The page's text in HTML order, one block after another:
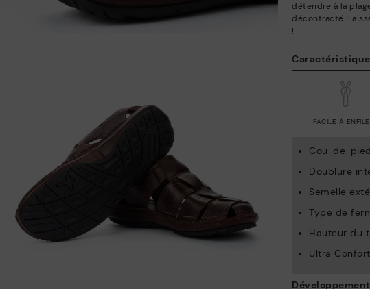
FACILE À
Cou-de-
Doublure
Semelle
Type de
Hauteur du
Ultra
détendre à la
décontracté.
!